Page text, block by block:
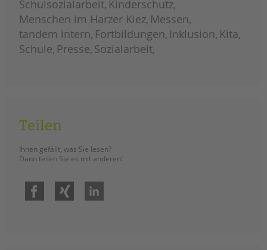
Schulsozialarbeit Kinderschutz
Menschen im Harzer Kiez Messen
tandem intern Fortbildungen Inklusion Kita
Schule Presse Sozialarbeit
Teilen
Ihnen gefällt, was Sie lesen?
Dann teilen Sie es mit anderen!
Facebook